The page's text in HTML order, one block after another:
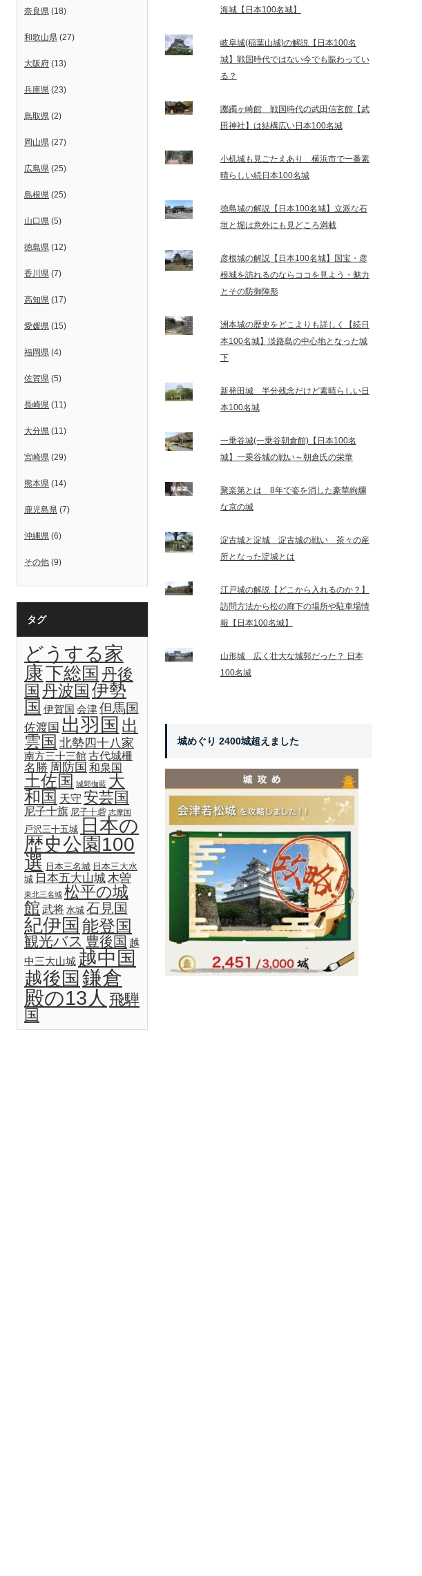
奈良県 (18)
和歌山県 (27)
大阪府 (13)
兵庫県 (23)
鳥取県 (2)
岡山県 (27)
広島県 (25)
島根県 (25)
山口県 (5)
徳島県 (12)
香川県 (7)
高知県 (17)
愛媛県 (15)
福岡県 (4)
佐賀県 (5)
長崎県 (11)
大分県 (11)
宮崎県 (29)
熊本県 (14)
鹿児島県 (7)
沖縄県 (6)
その他 (9)
タグ
どうする家
康下総国 丹後
国 丹波国 伊勢
国 伊賀国 会津但馬国
佐渡国 出羽国 出
雲国 北勢四十八家
南方三十三館古代城柵
名勝 周防国 和泉国
土佐国 城郭伽藍 大
和国 天守 安芸国
尼子十旗 尼子十砦 志摩国
戸沢三十五城 日本の
歴史公園100
選 日本三名城 日本三大水
城 日本五大山城木曽
東北三名城 松平の城
館 武将 水城 石見国
紀伊国 能登国
観光バス 豊後国 越
中三大山城 越中国
越後国 鎌倉
殿の13人 飛騨
国
海城【日本100名城】
岐阜城(稲葉山城)の解説【日本100名
城】戦国時代ではない今でも賑わってい
る？
躑躅ヶ崎館 戦国時代の武田信玄館【武
田神社】は結構広い日本100名城
小机城も見ごたえあり 横浜市で一番素
晴らしい続日本100名城
徳島城の解説【日本100名城】立派な石
垣と堀は意外にも見どころ満載
彦根城の解説【日本100名城】国宝・彦
根城を訪れるのならココを見よう・魅力
とその防御陣形
洲本城の歴史をどこよりも詳しく【続日
本100名城】淡路島の中心地となった城
下
新発田城 半分残念だけど素晴らしい日
本100名城
一乗谷城(一乗谷朝倉館)【日本100名
城】一乗谷城の戦い～朝倉氏の栄華
聚楽第とは 8年で姿を消した豪華絢爛
な京の城
淀古城と淀城 淀古城の戦い 茶々の産
所となった淀城とは
江戸城の解説【どこから入れるのか？】
訪問方法から松の廊下の場所や駐車場情
報【日本100名城】
山形城 広く壮大な城郭だった？ 日本
100名城
城めぐり 2400城超えました